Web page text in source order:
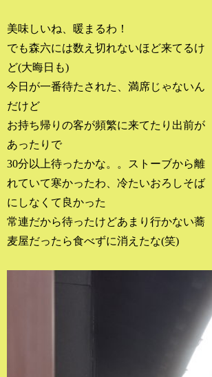
美味しいね、暖まるわ！
でも森六には数え切れないほど来てるけ
ど(大晦日も)
今日が一番待たされた、満席じゃないん
だけど
お持ち帰りの客が頻繁に来てたり出前が
あったりで
30分以上待ったかな。。ストーブから離
れていて寒かったわ、冷たいおろしそば
にしなくて良かった
常連だから待ったけどあまり行かない蕎
麦屋だったら食べずに消えたな(笑)